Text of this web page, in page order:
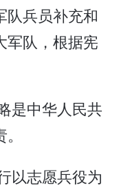
队兵员补充和
军队，根据宪
是中华人民共
以志愿兵役为